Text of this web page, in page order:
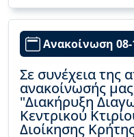
Ανακοίνωση 08-
Σε συνέχεια της
ανακοίνωσής
"Διακήρυξη
Κεντρικού
Διοίκησης